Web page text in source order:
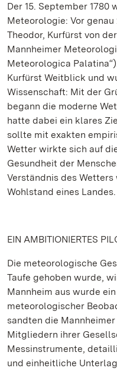
Der 15. September 1780
Meteorologie: Vor
Theodor, Kurfürst von
Mannheimer
Meteorologica
Kurfürst Weitblick und
Wissenschaft: Mit der
begann die moderne
hatte dabei ein klares
sollte mit exakten
Wetter wirkte sich auf
Gesundheit der
Verständnis des
Wohlstand eines Landes.
EIN AMBITIONIERTES
Die meteorologische
Taufe gehoben wurde,
Mannheim aus wurde
meteorologischer
sandten die
Mitgliedern ihrer
Messinstrumente,
und einheitliche